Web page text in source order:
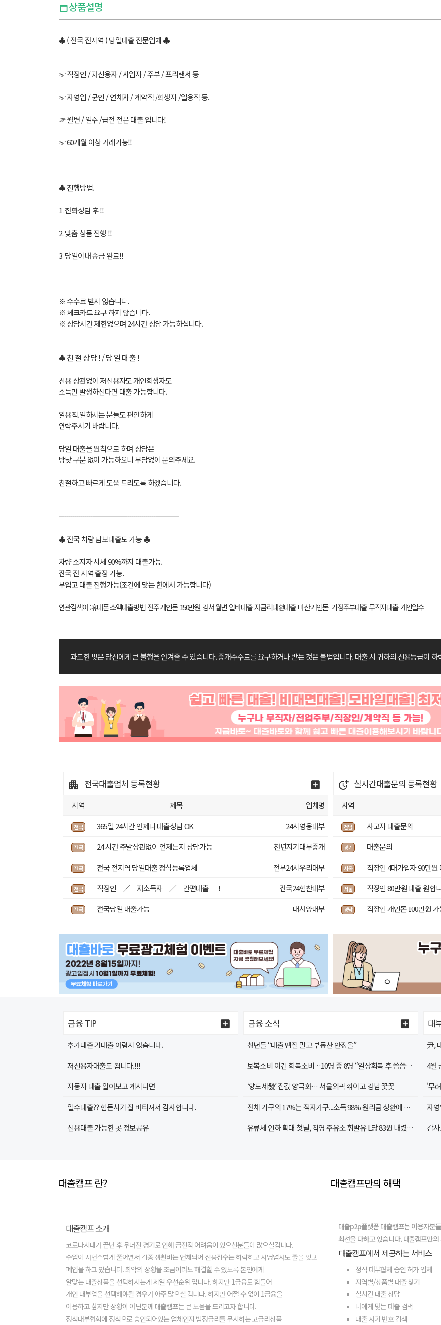
상품설명
♣ ( 전국 전지역 ) 당일대출 전문업체 ♣
☞ 직장인 / 저신용자 / 사업자 / 주부 / 프리랜서 등
☞ 자영업 / 군인 / 연체자 / 계약직 /회생자 /일용직 등.
☞ 월변 / 일수 /급전 전문 대출 입니다!
☞ 60개월 이상 거래가능!!
♣ 진행방법.
1. 전화상담 후 !!
2. 맞춤 상품 진행 !!
3. 당일이내 송금 완료!!
※ 수수료 받지 않습니다.
※ 체크카드 요구 하지 않습니다.
※ 상담시간 제한없으며 24시간 상담 가능하십니다.
♣ 친 절 상 담 ! / 당 일 대 출 !
신용 상관없이 저신용자도 개인회생자도
소득만 발생하신다면 대출 가능합니다.
일용직.일하시는 분들도 편안하게
연락주시기 바랍니다.
당일 대출을 원칙으로 하며 상담은
밤낮 구분 없이 가능하오니 부담없이 문의주세요.
친절하고 빠르게 도움 드리도록 하겠습니다.
-------------------------------------------------------------
♣ 전국 차량 담보대출도 가능 ♣
차량 소지자 시세 90%까지 대출가능.
전국 전 지역 출장 가능.
무입고 대출 진행가능(조건에 맞는 한에서 가능합니다)
연관검색어 :휴대폰 소액대출방법 전주 개인돈 150만원 강서 월변 알바대출저금리대환대출 마산 개인돈 가정주부대출무직자대출개인일수
과도한 빚은 당신에게 큰 불행을 안겨줄 수 있습니다.중개수수료를 요구하거나 받는 것은 불법입니다.대출 시 귀하의 신용등급이 하
전국대출업체 등록현황 실시간대출문의 등록현황
지역 제목 업체명
전국 365일 24시간 언제나 대출상담 OK 24시영웅대부
전국 24 시간 주말상관없이 언제든지 상담가능 천년지기대부중개
전국 전국 전지역 당일대출 정식등록업체 전부24시우리대부
전국 직장인 ／ 저소득자 ／ 간편대출 ！ 전국24힘찬대부
전국 전국당일 대출가능 대서양대부
지역
전남 사고자 대출문의
경기 대출문의
서울 직장인 4대가입자 90만원
서울 직장인 80만원 대출 원합
경남 직장인 개인돈 100만원
금융 TIP 금융 소식 대
추가대출 기대출 어렵지 않습니다.
저신용자대출도 됩니다.!!!
자동자 대출 알아보고 계시다면
일수대출?? 힘든시기 잘 버티셔서 감사합니다.
신용대출 가능한 곳 정보공유
청년들 “대출 땜질 말고 부동산 안정을”
보복소비 이긴 회복소비…10명 중 8명 “일상회복 후 씀씀이 커져”
‘양도세發’ 집값 양극화… 서울외곽 꺾이고 강남 꿋꿋
전체 가구의 17%는 적자가구...소득 98% 원리금 상환에 지출
유류세 인하 확대 첫날, 직영 주유소 휘발유 L당 83원 내렸지만…
尹,
자
대출캠프 란? 대출캠프만의 해택
대출캠프 소개
코로나시대가 끝난 후 무너진 경기로 인해 금전적 어려움이 있으신분들이 많으실겁니다.
수입이 자연스럽게 줄어면서 각종 생활비는 연체되어 신용점수는 하락하고 자영업자도 줄을 잇고
폐업을 하고 있습니다. 최악의 상황을 조금이라도 해결할 수 있도록 본인에게
알맞는 대출상품을 선택하시는게 제일 우선순위 입니다. 하지만 1금융도 힘들어
개인 대부업을 선택해야될 경우가 아주 많으실 겁니다. 하지만 어쩔 수 없이 1금융을
이용하고 싶지만 상황이 아닌분께 대출캠프는 큰 도움을 드리고자 합니다.
정식대부협회에 정식으로 승인되어있는 업체인지 법정금리를 무시하는 고금리상품
대출p2p플랫폼 대출캠프는 이용자분
최선을 다하고 있습니다. 대출캠프만
대출캠프에서 제공하는 서비스
정식 대부협체 승인 허가 업체
지역별/상품별 대출 찾기
실시간 대출 상담
나에게 맞는 대출 검색
대출 사기 번호 검색